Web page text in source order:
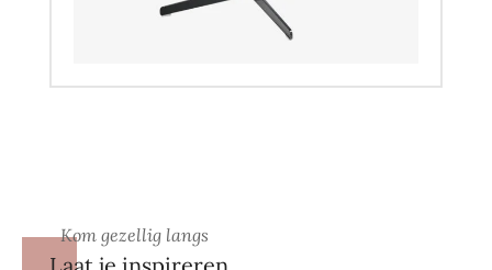
Kom gezellig langs